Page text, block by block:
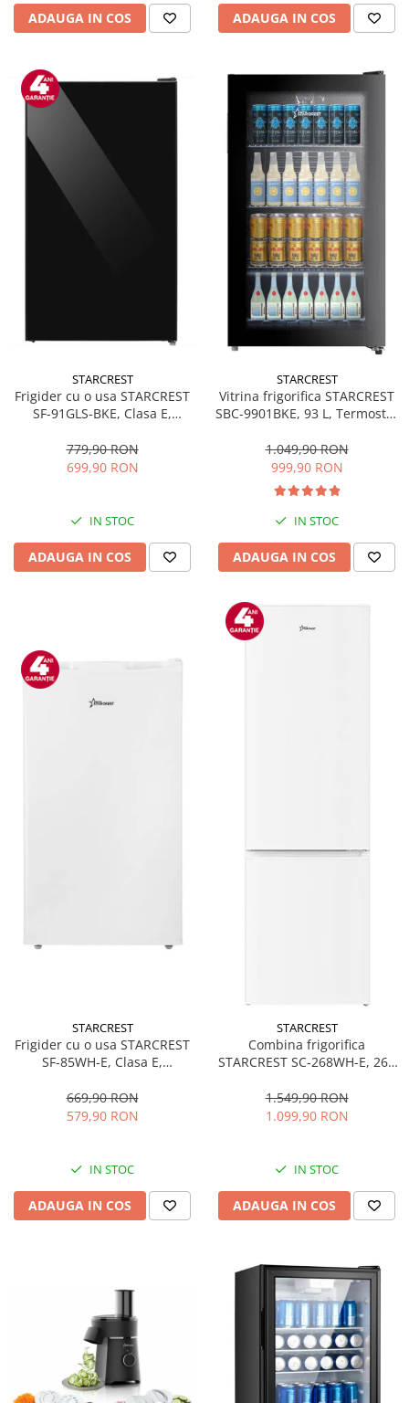
ADAUGA IN COS ADAUGA IN COS
STARCREST
Frigider cu o usa STARCREST
SF-91GLS-BKE, Clasa E,
interioara, H 83 cm, Sticla
Neagra
779,90 RON
699,90 RON
IN STOC
ADAUGA IN COS
STARCREST
Vitrina frigorifica STARCREST
SBC-9901BKE, 93 L, Termostat
sticla, H 84.5 cm, Negru
1.049,90 RON
999,90 RON
IN STOC
ADAUGA IN COS
STARCREST
Frigider cu o usa STARCREST
SF-85WH-E, Clasa E,
interioara, Compartiment
gheata, H 82 cm, Alb
669,90 RON
579,90 RON
IN STOC
ADAUGA IN COS
STARCREST
Combina frigorifica
STARCREST SC-268WH-E, 268
Termostat reglabil, Iluminare
LED, Picioare ajustabile, Usi
1.549,90 RON
1.099,90 RON
IN STOC
ADAUGA IN COS